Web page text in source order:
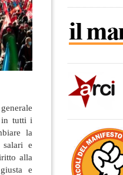
in tutti i
la
salari e
alla
e